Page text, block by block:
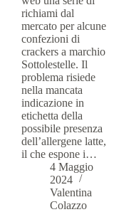
richiami dal
mercato per alcune
confezioni di
crackers a marchio
Sottolestelle. Il
problema risiede
nella mancata
indicazione in
etichetta della
possibile presenza
dell’allergene latte,
il che espone i…
4 Maggio
2024
Valentina
Colazzo